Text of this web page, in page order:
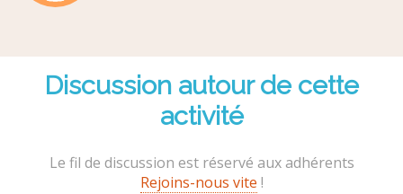
Discussion autour de cette
activité
Le fil de discussion est réservé aux adhérents
Rejoins-nous vite !